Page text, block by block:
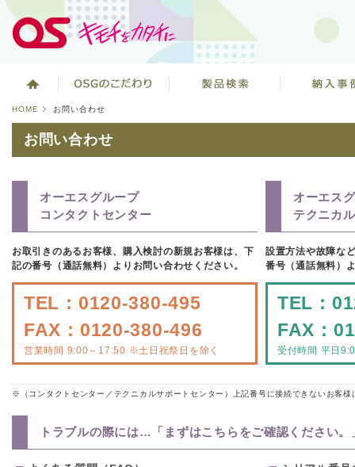
HOME お問い合わせ
お問い合わせ
オーエスグループ
コンタクトセンター
お取引きのあるお客様、購入検討の新規お客様は、下
記の番号（通話無料）よりお問い合わせください。
TEL：0120-380-495
FAX：0120-380-496
営業時間 9:00～17:50 ※土日祝祭日を除く
オーエス
テクニカ
設置方法や故障な
番号（通話無料）
TEL：
FAX：
受付時間 平日
※（コンタクトセンター／テクニカルサポートセンター）上記番号に接続できないお客
トラブルの際には…「まずはこちらをご確認ください。